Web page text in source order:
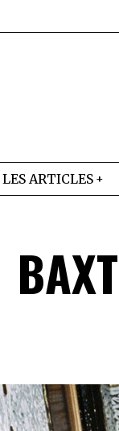
LES ARTICLES